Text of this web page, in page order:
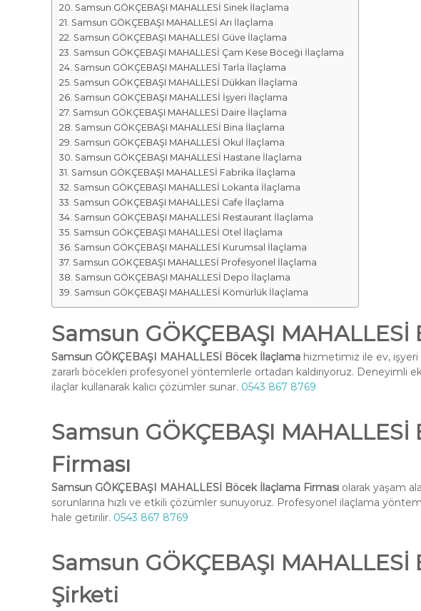
Samsun GÖKÇEBAŞI MAHALLESİ Sinek İlaçlama
Samsun GÖKÇEBAŞI MAHALLESİ Arı İlaçlama
Samsun GÖKÇEBAŞI MAHALLESİ Güve İlaçlama
Samsun GÖKÇEBAŞI MAHALLESİ Çam Kese Böceği İlaçlama
Samsun GÖKÇEBAŞI MAHALLESİ Tarla İlaçlama
Samsun GÖKÇEBAŞI MAHALLESİ Dükkan İlaçlama
Samsun GÖKÇEBAŞI MAHALLESİ İşyeri İlaçlama
Samsun GÖKÇEBAŞI MAHALLESİ Daire İlaçlama
Samsun GÖKÇEBAŞI MAHALLESİ Bina İlaçlama
Samsun GÖKÇEBAŞI MAHALLESİ Okul İlaçlama
Samsun GÖKÇEBAŞI MAHALLESİ Hastane İlaçlama
Samsun GÖKÇEBAŞI MAHALLESİ Fabrika İlaçlama
Samsun GÖKÇEBAŞI MAHALLESİ Lokanta İlaçlama
Samsun GÖKÇEBAŞI MAHALLESİ Cafe İlaçlama
Samsun GÖKÇEBAŞI MAHALLESİ Restaurant İlaçlama
Samsun GÖKÇEBAŞI MAHALLESİ Otel İlaçlama
Samsun GÖKÇEBAŞI MAHALLESİ Kurumsal İlaçlama
Samsun GÖKÇEBAŞI MAHALLESİ Profesyonel İlaçlama
Samsun GÖKÇEBAŞI MAHALLESİ Depo İlaçlama
Samsun GÖKÇEBAŞI MAHALLESİ Kömürlük İlaçlama
Samsun GÖKÇEBAŞI
Samsun GÖKÇEBAŞI MAHALLESİ Böcek İlaçlama hizmetimiz ile ev,
zararlı böcekleri profesyonel yöntemlerle ortadan kaldırıyoruz. Deneyimli
ilaçlar kullanarak kalıcı çözümler sunar. 0543 867 8769
Samsun GÖKÇEBAŞI
Firması
Samsun GÖKÇEBAŞI MAHALLESİ Böcek İlaçlama Firması olarak yaşam
sorunlarına hızlı ve etkili çözümler sunuyoruz. Profesyonel ilaçlama
hale getirilir. 0543 867 8769
Samsun GÖKÇEBAŞI
Şirketi